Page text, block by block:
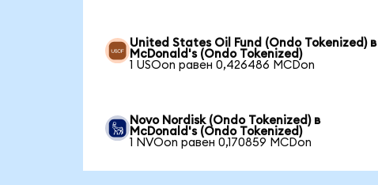
United States Oil Fund (Ondo Tokenized) в
McDonald's (Ondo Tokenized)
1 USOon равен 0,426486 MCDon
Novo Nordisk (Ondo Tokenized) в
McDonald's (Ondo Tokenized)
1 NVOon равен 0,170859 MCDon